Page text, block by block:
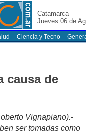
Catamarca
Jueves 06 de
Ciencia y Tecno
causa de
Vignapiano).-
ser tomadas como